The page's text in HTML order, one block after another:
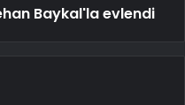
Baykal'la evlendi